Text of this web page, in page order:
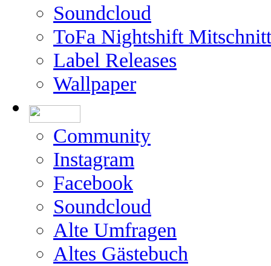
Soundcloud
ToFa Nightshift
Label Releases
Wallpaper
Community
Instagram
Facebook
Soundcloud
Alte Umfragen
Altes Gästebuch